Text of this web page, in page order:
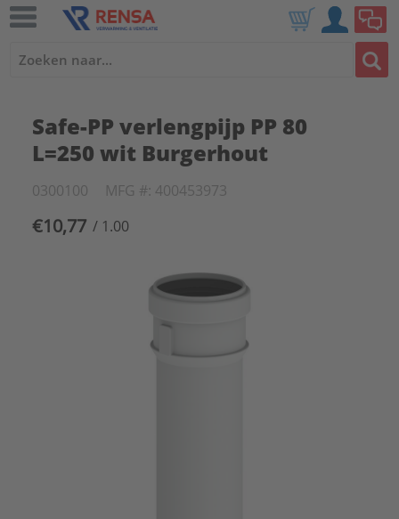
Safe-PP verlengpijp PP 80
L=250 wit Burgerhout
0300100 MFG #: 400453973
€10,77 / 1.00